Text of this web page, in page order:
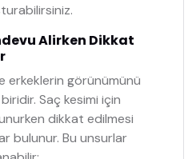
Alirken Dikkat
erkeklerin görünümünü
Saç kesimi için
dikkat edilmesi
bulunur. Bu unsurlar